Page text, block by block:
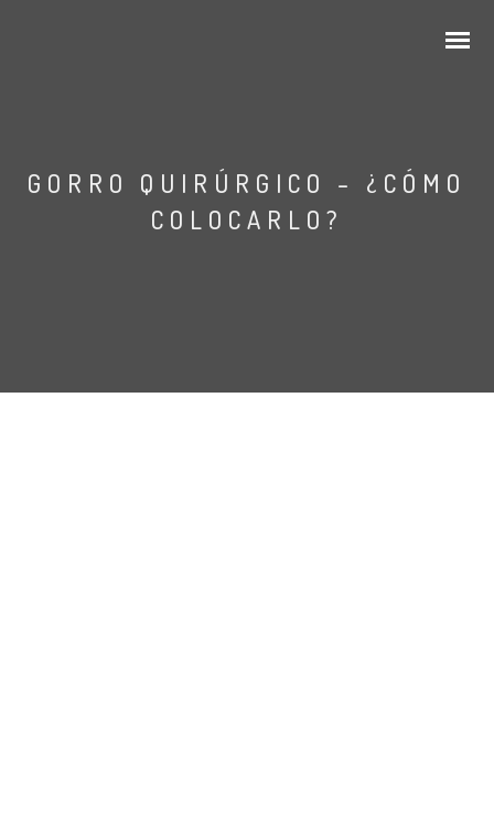
GORRO QUIRÚRGICO – ¿CÓMO
COLOCARLO?